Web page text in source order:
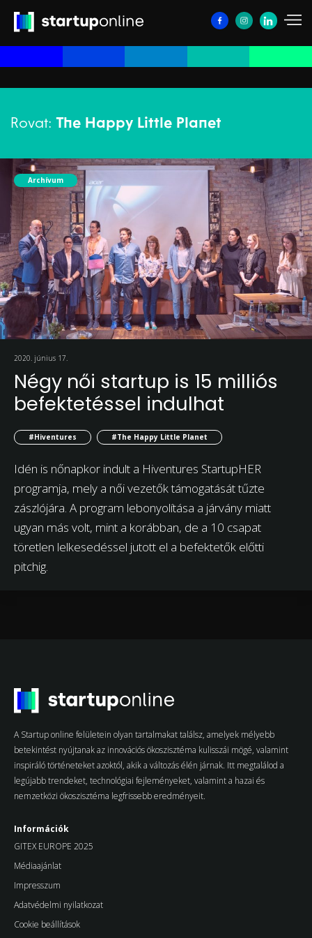
Rovat: The Happy Little Planet
Archívum
2020. június 17.
Négy női startup is 15 milliós
befektetéssel indulhat
#Hiventures #The Happy Little Planet
Idén is nőnapkor indult a Hiventures StartupHER
programja, mely a női vezetők támogatását tűzte
zászlójára. A program lebonyolítása a járvány miatt
ugyan más volt, mint a korábban, de a 10 csapat
töretlen lelkesedéssel jutott el a befektetők előtti
pitchig.
A Startup online felületein olyan tartalmakat találsz, amelyek mélyebb
betekintést nyújtanak az innovációs ökoszisztéma kulisszái mögé, valamint
inspiráló történeteket azoktól, akik a változás élén járnak. Itt megtalálod a
legújabb trendeket, technológiai fejleményeket, valamint a hazai és
nemzetközi ökoszisztéma legfrissebb eredményeit.
Információk
GITEX EUROPE 2025
Médiaajánlat
Impresszum
Adatvédelmi nyilatkozat
Cookie beállítások